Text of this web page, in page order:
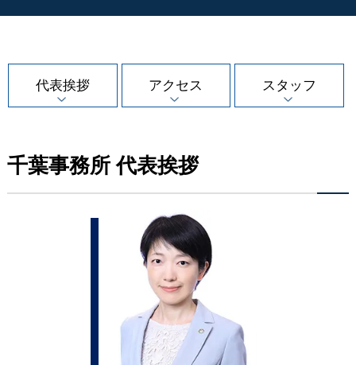
代表挨拶 アクセス スタッフ
千葉事務所 代表挨拶